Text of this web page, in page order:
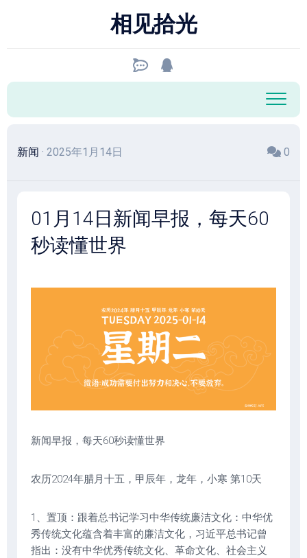
相见拾光
新闻 · 2025年1月14日 0
01月14日新闻早报，每天60
秒读懂世界
新闻早报，每天60秒读懂世界
农历2024年腊月十五，甲辰年，龙年，小寒 第10天
1、置顶：跟着总书记学习中华传统廉洁文化：中华优
秀传统文化蕴含着丰富的廉洁文化，习近平总书记曾
指出：没有中华优秀传统文化、革命文化、社会主义